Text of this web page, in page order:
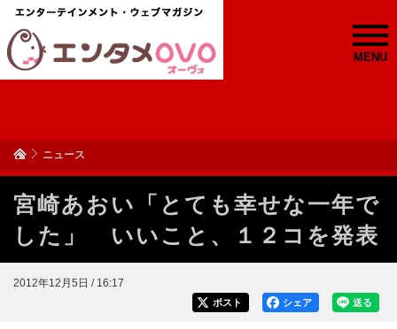
MENU
ニュース
宮崎あおい「とても幸せな一年で
した」 いいこと、１２コを発表
2012年12月5日 / 16:17
送る
シェア
ポスト